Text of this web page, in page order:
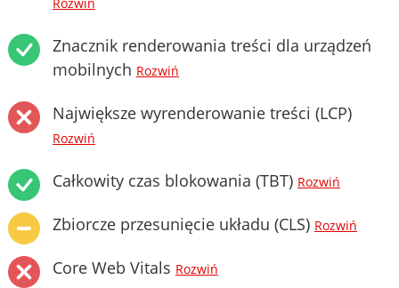
Rozwiń
Znacznik renderowania treści dla urządzeń
mobilnych Rozwiń
Największe wyrenderowanie treści (LCP)
Rozwiń
Całkowity czas blokowania (TBT) Rozwiń
Zbiorcze przesunięcie układu (CLS) Rozwiń
Core Web Vitals Rozwiń